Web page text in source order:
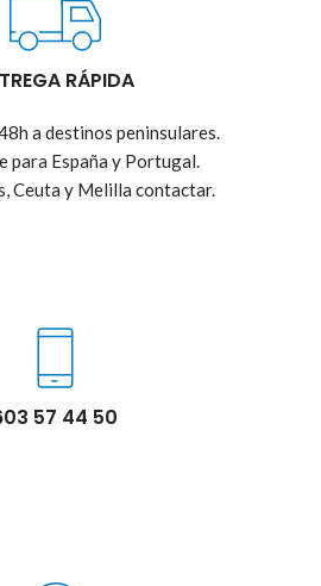
RÁPIDA
a destinos peninsulares.
para España y Portugal.
Ceuta y Melilla contactar.
57 44 50